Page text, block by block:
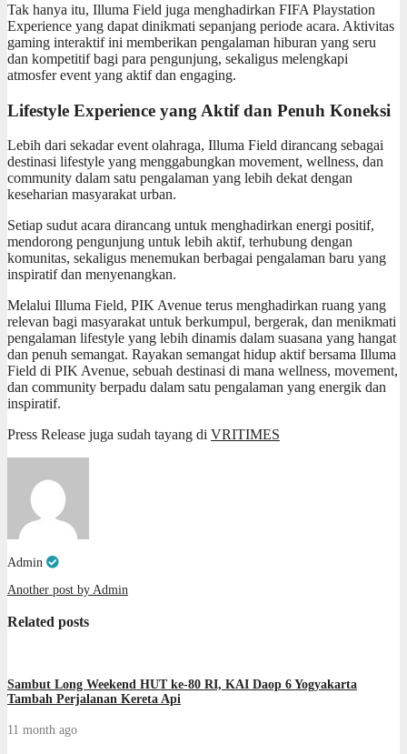
Tak hanya itu, Illuma Field juga menghadirkan FIFA Playstation
Experience yang dapat dinikmati sepanjang periode acara. Aktivitas
gaming interaktif ini memberikan pengalaman hiburan yang seru
dan kompetitif bagi para pengunjung, sekaligus melengkapi
atmosfer event yang aktif dan engaging.
Lifestyle Experience yang Aktif dan Penuh Koneksi
Lebih dari sekadar event olahraga, Illuma Field dirancang sebagai
destinasi lifestyle yang menggabungkan movement, wellness, dan
community dalam satu pengalaman yang lebih dekat dengan
keseharian masyarakat urban.
Setiap sudut acara dirancang untuk menghadirkan energi positif,
mendorong pengunjung untuk lebih aktif, terhubung dengan
komunitas, sekaligus menemukan berbagai pengalaman baru yang
inspiratif dan menyenangkan.
Melalui Illuma Field, PIK Avenue terus menghadirkan ruang yang
relevan bagi masyarakat untuk berkumpul, bergerak, dan menikmati
pengalaman lifestyle yang lebih dinamis dalam suasana yang hangat
dan penuh semangat. Rayakan semangat hidup aktif bersama Illuma
Field di PIK Avenue, sebuah destinasi di mana wellness, movement,
dan community berpadu dalam satu pengalaman yang energik dan
inspiratif.
Press Release juga sudah tayang di VRITIMES
Admin
Another post by Admin
Related posts
Sambut Long Weekend HUT ke-80 RI, KAI Daop 6 Yogyakarta
Tambah Perjalanan Kereta Api
11 month ago